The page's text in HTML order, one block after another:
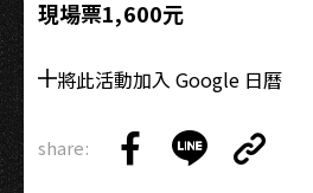
現場票1,600元
將此活動加入 Google 日曆
share:
Copy